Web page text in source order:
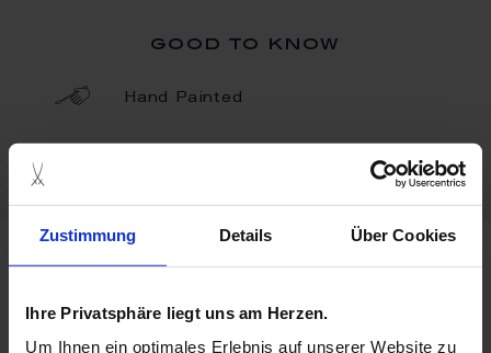
Zustimmung Details Über Cookies
Ihre Privatsphäre liegt uns am Herzen.
Um Ihnen ein optimales Erlebnis auf unserer Website zu
good to know
Hand Painted
more products from the fairy